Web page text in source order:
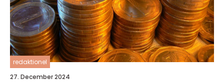
redaktionel
27. December 2024